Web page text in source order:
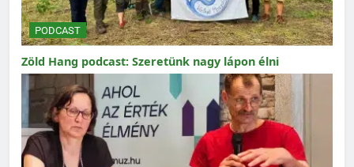
PODCAST
Zöld Hang podcast: Szeretünk nagy lápon élni